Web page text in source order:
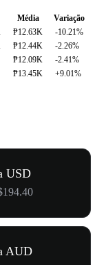
Média
Variação
₱12.63K
-10.21%
₱12.44K
-2.26%
₱12.09K
-2.41%
₱13.45K +9.01%
USD
AUD